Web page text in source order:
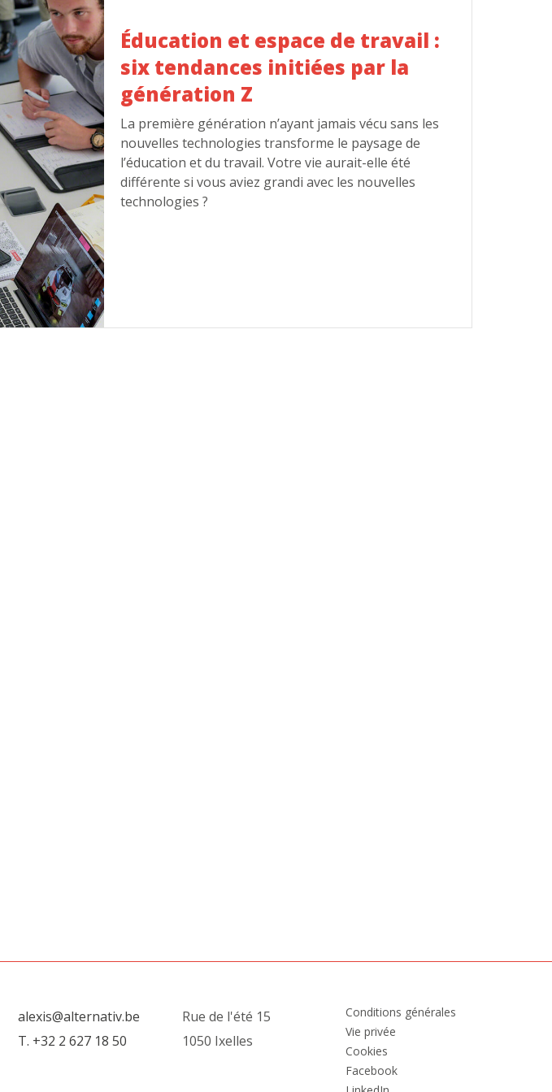
Éducation et espace de travail :
six tendances initiées par la
génération Z
La première génération n’ayant jamais vécu sans les
nouvelles technologies transforme le paysage de
l’éducation et du travail. Votre vie aurait-elle été
différente si vous aviez grandi avec les nouvelles
technologies ?
alexis@alternativ.be
T. +32 2 627 18 50
Rue de l'été 15
1050 Ixelles
Conditions générales
Vie privée
Cookies
Facebook